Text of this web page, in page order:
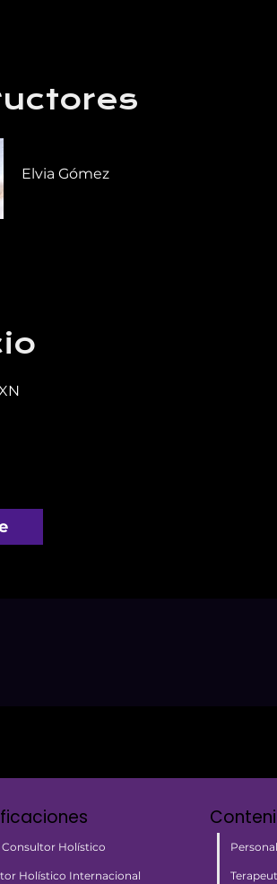
Elvia Gómez
Consultor Holístico
Holístico Internacional
Personal